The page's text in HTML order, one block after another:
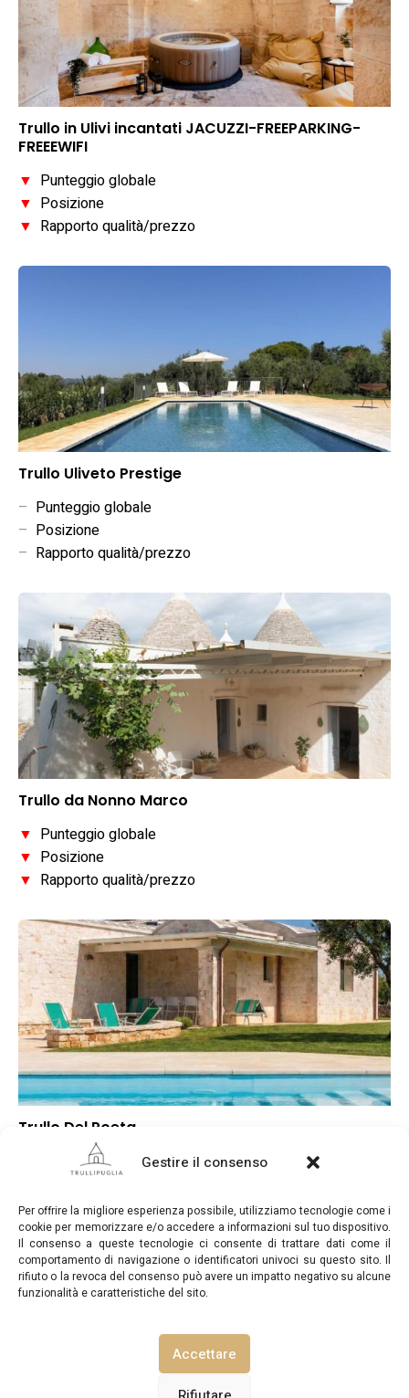
Gestire il consenso
Per offrire la migliore esperienza possibile, utilizziamo tecnologie come i
cookie per memorizzare e/o accedere a informazioni sul tuo dispositivo.
Il consenso a queste tecnologie ci consente di trattare dati come il
comportamento di navigazione o identificatori univoci su questo sito. Il
rifiuto o la revoca del consenso può avere un impatto negativo su alcune
funzionalità e caratteristiche del sito.
Accettare
Trullo in Ulivi incantati JACUZZI-FREEPARKING-
FREEEWIFI
▼ Punteggio globale
▼ Posizione
▼ Rapporto qualità/prezzo
Trullo Uliveto Prestige
– Punteggio globale
– Posizione
– Rapporto qualità/prezzo
Trullo da Nonno Marco
▼ Punteggio globale
▼ Posizione
▼ Rapporto qualità/prezzo
Trullo Del Poeta
Punteggio globale
–Rapporto qualità/prezzo
TrulliPuglia.com © Copyright 2026. Tutti i diritti riservati.
INFORMATIVA SULLA PRIVACY